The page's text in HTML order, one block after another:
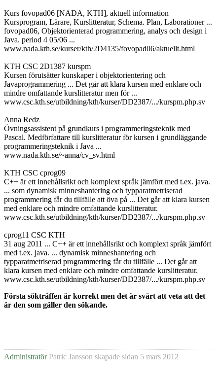
Kurs fovopad06 [NADA, KTH], aktuell information
Kursprogram, Lärare, Kurslitteratur, Schema. Plan, Laborationer ...
fovopad06, Objektorienterad programmering, analys och design i
Java. period 4 05/06 ...
www.nada.kth.se/kurser/kth/2D4135/fovopad06/aktuellt.html
KTH CSC 2D1387 kurspm
Kursen förutsätter kunskaper i objektorientering och
Javaprogrammering ... Det går att klara kursen med enklare och
mindre omfattande kurslitteratur men för ...
www.csc.kth.se/utbildning/kth/kurser/DD2387/.../kurspm.php.sv
Anna Redz
Övningsassistent på grundkurs i programmeringsteknik med
Pascal. Medförfattare till kurslitteratur för kursen i grundläggande
programmeringsteknik i Java ...
www.nada.kth.se/~anna/cv_sv.html
KTH CSC cprog09
C++ är ett innehållsrikt och komplext språk jämfört med t.ex. java.
... som dynamisk minneshantering och typparatmetriserad
programmering får du tillfälle att öva på ... Det går att klara kursen
med enklare och mindre omfattande kurslitteratur.
www.csc.kth.se/utbildning/kth/kurser/DD2387/.../kurspm.php.sv
cprog11 CSC KTH
31 aug 2011 ... C++ är ett innehållsrikt och komplext språk jämfört
med t.ex. java. ... dynamisk minneshantering och
typparatmetriserad programmering får du tillfälle ... Det går att
klara kursen med enklare och mindre omfattande kurslitteratur.
www.csc.kth.se/utbildning/kth/kurser/DD2387/.../kurspm.php.sv
Första sökträffen är korrekt men det är svårt att veta att det
är den som gäller den sökande.
Administratör Patric Jansson skapade sidan 5 mars 2012